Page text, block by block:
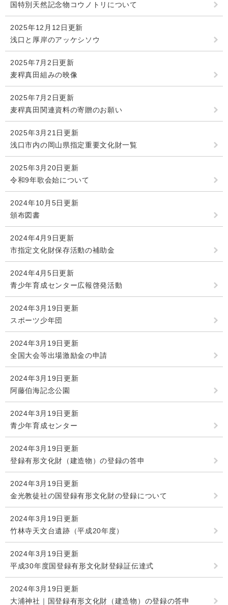
国特別天然記念物コウノトリについて
2025年12月12日更新
浅口と厚岸のアッケシソウ
2025年7月2日更新
麦稈真田組みの映像
2025年7月2日更新
麦稈真田関連資料の寄贈のお願い
2025年3月21日更新
浅口市内の岡山県指定重要文化財一覧
2025年3月20日更新
令和9年歌会始について
2024年10月5日更新
頒布図書
2024年4月9日更新
市指定文化財保存活動の補助金
2024年4月5日更新
青少年育成センター広報啓発活動
2024年3月19日更新
スポーツ少年団
2024年3月19日更新
全国大会等出場激励金の申請
2024年3月19日更新
阿藤伯海記念公園
2024年3月19日更新
青少年育成センター
2024年3月19日更新
登録有形文化財（建造物）の登録の答申
2024年3月19日更新
金光教徒社の国登録有形文化財の登録について
2024年3月19日更新
竹林寺天文台遺跡（平成20年度）
2024年3月19日更新
平成30年度国登録有形文化財登録証伝達式
2024年3月19日更新
大浦神社｜国登録有形文化財（建造物）の登録の答申